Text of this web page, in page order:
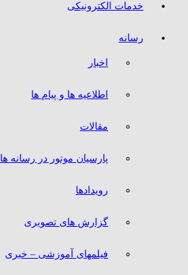
خدمات الکترونیکی
رسانه
اخبار
اطلاعیه ها و پیام ها
مقالات
پارسیان موتور در رسانه ها
رویدادها
گزارش های تصویری
فیلمهای آموزشی – خبری